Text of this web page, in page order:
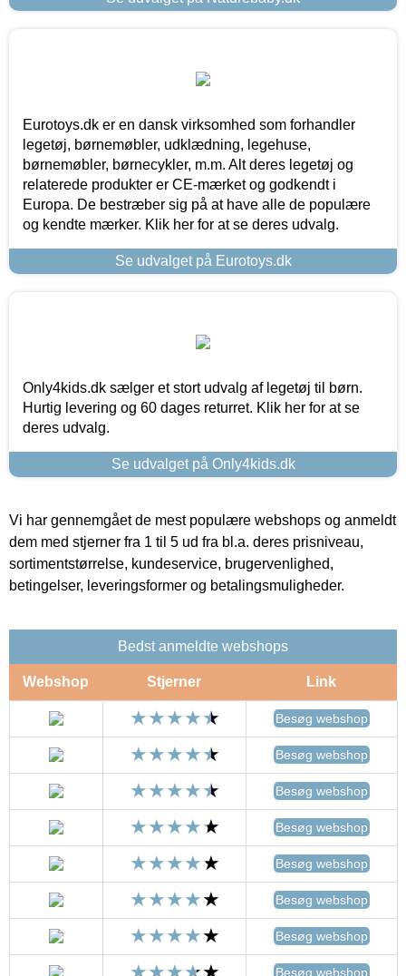
Eurotoys.dk er en dansk virksomhed som forhandler
legetøj, børnemøbler, udklædning, legehuse,
børnemøbler, børnecykler, m.m. Alt deres legetøj og
relaterede produkter er CE-mærket og godkendt i
Europa. De bestræber sig på at have alle de populære
og kendte mærker. Klik her for at se deres udvalg.
Se udvalget på Eurotoys.dk
Only4kids.dk sælger et stort udvalg af legetøj til børn.
Hurtig levering og 60 dages returret. Klik her for at se
deres udvalg.
Se udvalget på Only4kids.dk
Vi har gennemgået de mest populære webshops og anmeldt
dem med stjerner fra 1 til 5 ud fra bl.a. deres prisniveau,
sortimentstørrelse, kundeservice, brugervenlighed,
betingelser, leveringsformer og betalingsmuligheder.
Bedst anmeldte webshops
Webshop Stjerner Link
Besøg webshop
Besøg webshop
Besøg webshop
Besøg webshop
Besøg webshop
Besøg webshop
Besøg webshop
Besøg webshop